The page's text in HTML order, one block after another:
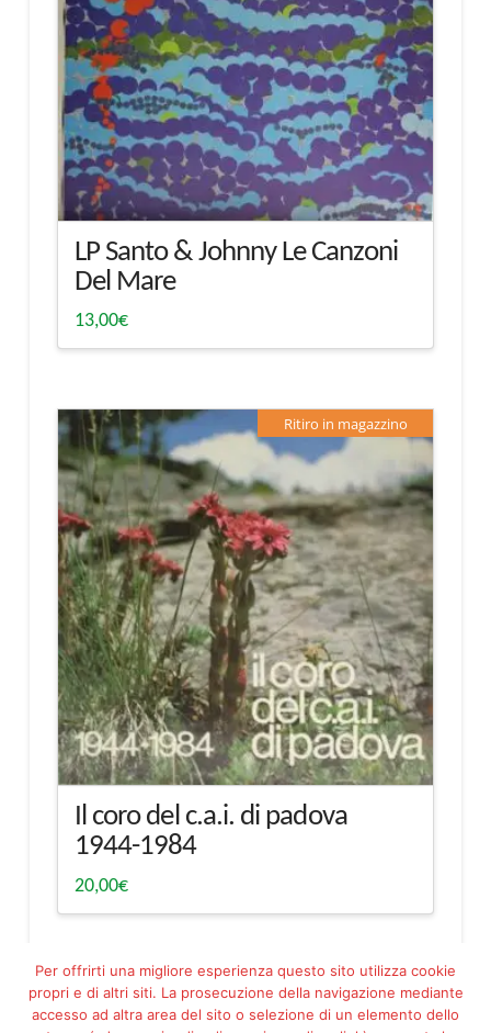
LP Santo & Johnny Le Canzoni
Del Mare
13,00€
Ritiro in magazzino
Il coro del c.a.i. di padova
1944-1984
20,00€
Per offrirti una migliore esperienza questo sito utilizza cookie
propri e di altri siti. La prosecuzione della navigazione mediante
accesso ad altra area del sito o selezione di un elemento dello